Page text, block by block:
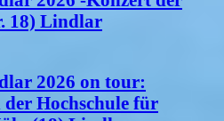
18) Lindlar
2026 on tour:
Hochschule für